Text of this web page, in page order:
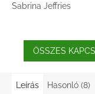
Sabrina Jeffries
ÖSSZES
Leírás Hasonló (8)